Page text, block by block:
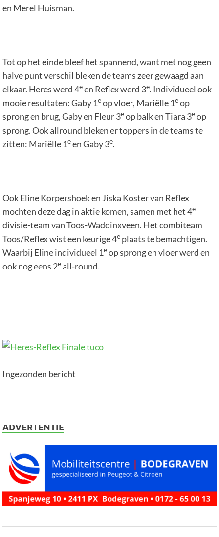
en Merel Huisman.
Tot op het einde bleef het spannend, want met nog geen
halve punt verschil bleken de teams zeer gewaagd aan
elkaar. Heres werd 4een Reflex werd 3e. Individueel ook
mooie resultaten: Gaby 1eop vloer, Mariëlle 1eop
sprong en brug, Gaby en Fleur 3eop balk en Tiara 3eop
sprong. Ook allround bleken er toppers in de teams te
zitten: Mariëlle 1een Gaby 3e.
Ook Eline Korpershoek en Jiska Koster van Reflex
mochten deze dag in aktie komen, samen met het 4e
divisie-team van Toos-Waddinxveen. Het combiteam
Toos/Reflex wist een keurige 4e plaats te bemachtigen.
Waarbij Eline individueel 1eop sprong en vloer werd en
ook nog eens 2e all-round.
Ingezonden bericht
ADVERTENTIE